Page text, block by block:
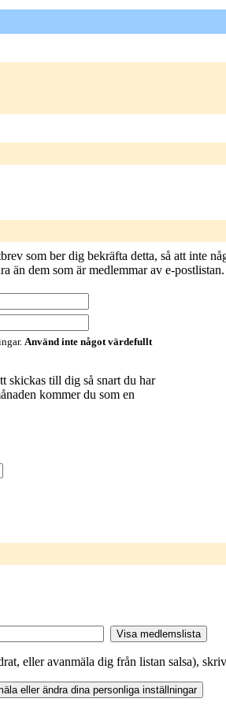
som ber dig bekräfta detta, så att inte
än dem som är medlemmar av e-postlistan.
Använd inte något värdefullt
skickas till dig så snart du har
kommer du som en
eller avanmäla dig från listan salsa),